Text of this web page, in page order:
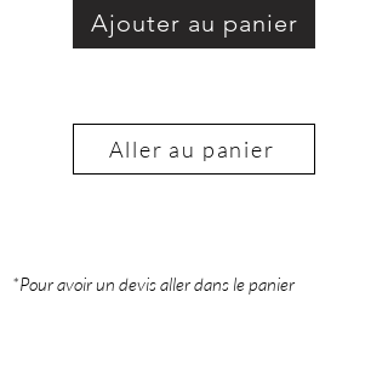
Ajouter au panier
Aller au panier
*Pour avoir un devis aller dans le panier